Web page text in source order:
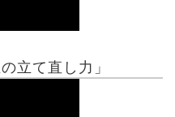
立て直し力」